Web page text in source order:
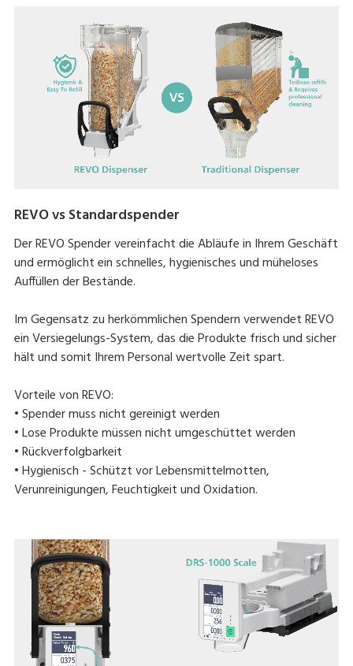
REVO vs Standardspender
Der REVO Spender vereinfacht die Abläufe in Ihrem Geschäft
und ermöglicht ein schnelles, hygienisches und müheloses
Auffüllen der Bestände.
Im Gegensatz zu herkömmlichen Spendern verwendet REVO
ein Versiegelungs-System, das die Produkte frisch und sicher
hält und somit Ihrem Personal wertvolle Zeit spart.
Vorteile von REVO:
• Spender muss nicht gereinigt werden
• Lose Produkte müssen nicht umgeschüttet werden
• Rückverfolgbarkeit
• Hygienisch - Schützt vor Lebensmittelmotten,
Verunreinigungen, Feuchtigkeit und Oxidation.